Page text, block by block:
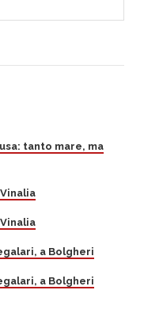
tanto mare, ma
a Bolgheri
a Bolgheri